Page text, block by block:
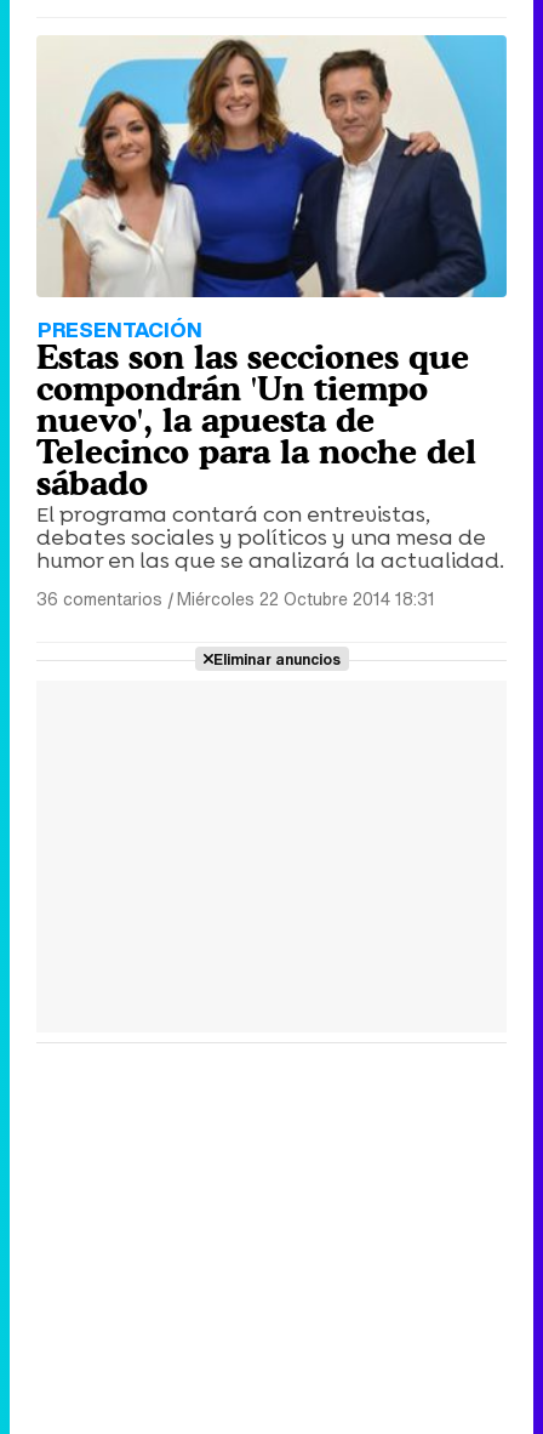
PRESENTACIÓN
Estas son las secciones que
compondrán 'Un tiempo
nuevo', la apuesta de
Telecinco para la noche del
sábado
El programa contará con entrevistas,
debates sociales y políticos y una mesa de
humor en las que se analizará la actualidad.
36 comentarios |Miércoles 22 Octubre 2014 18:31
Eliminar anuncios